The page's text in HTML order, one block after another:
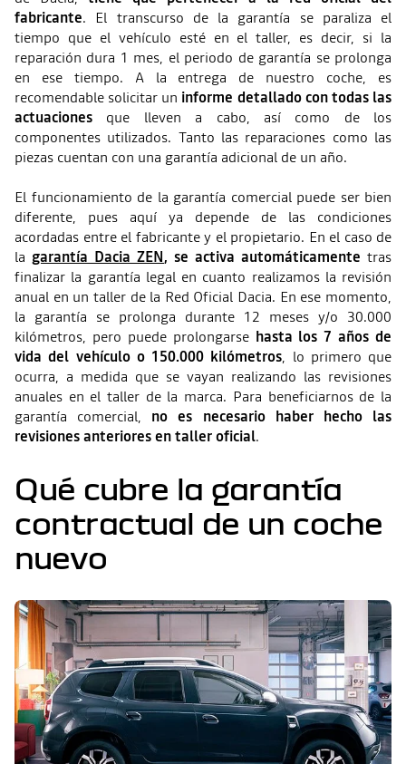
fabricante. El transcurso de la garantía se paraliza el
tiempo que el vehículo esté en el taller, es decir, si la
reparación dura 1 mes, el periodo de garantía se prolonga
en ese tiempo. A la entrega de nuestro coche, es
recomendable solicitar un informe detallado con todas las
actuaciones que lleven a cabo, así como de los
componentes utilizados. Tanto las reparaciones como las
piezas cuentan con una garantía adicional de un año.
El funcionamiento de la garantía comercial puede ser bien
diferente, pues aquí ya depende de las condiciones
acordadas entre el fabricante y el propietario. En el caso de
la garantía Dacia ZEN, se activa automáticamente tras
finalizar la garantía legal en cuanto realizamos la revisión
anual en un taller de la Red Oficial Dacia. En ese momento,
la garantía se prolonga durante 12 meses y/o 30.000
kilómetros, pero puede prolongarse hasta los 7 años de
vida del vehículo o 150.000 kilómetros, lo primero que
ocurra, a medida que se vayan realizando las revisiones
anuales en el taller de la marca. Para beneficiarnos de la
garantía comercial, no es necesario haber hecho las
revisiones anteriores en taller oficial.
Qué cubre la garantía
contractual de un coche
nuevo